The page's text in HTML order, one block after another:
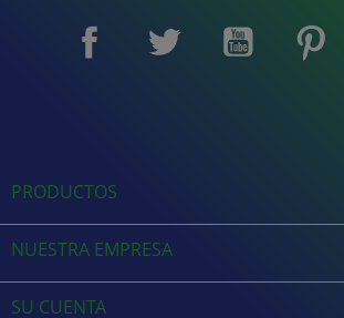
Facebook Twitter YouTube
PRODUCTOS
NUESTRA EMPRESA
SU CUENTA